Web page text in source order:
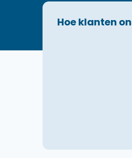
Hoe klanten